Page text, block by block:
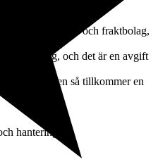
från ombud och fraktbolag,
och det är en avgift
skickas igen så tillkommer en
hantering.